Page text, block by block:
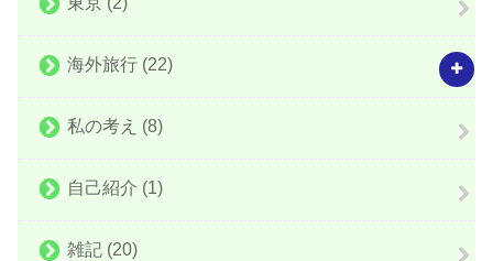
海外旅行 (22)
私の考え (8)
自己紹介 (1)
雑記 (20)